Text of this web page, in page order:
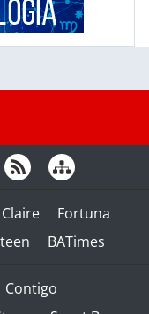
Fortuna
BATimes
Contigo